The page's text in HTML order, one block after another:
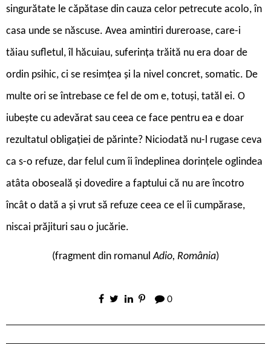
singurătate le căpătase din cauza celor petrecute acolo, în
casa unde se născuse. Avea amintiri dureroase, care-i
tăiau sufletul, îl hăcuiau, suferința trăită nu era doar de
ordin psihic, ci se resimțea și la nivel concret, somatic. De
multe ori se întrebase ce fel de om e, totuși, tatăl ei. O
iubește cu adevărat sau ceea ce face pentru ea e doar
rezultatul obligației de părinte? Niciodată nu-l rugase ceva
ca s-o refuze, dar felul cum îi îndeplinea dorințele oglindea
atâta oboseală și dovedire a faptului că nu are încotro
încât o dată a și vrut să refuze ceea ce el îi cumpărase,
niscai prăjituri sau o jucărie.
(fragment din romanulAdio, România)
0